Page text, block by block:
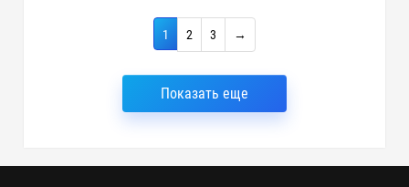
1 2 3 →
Показать еще